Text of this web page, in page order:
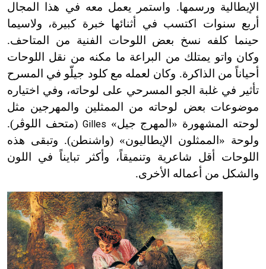
الإيطالية ورسمها. واستمر يعمل معه في هذا المجال
أربع سنوات اكتسب في أثنائها خبرة كبيرة، ولاسيما
حينما كلفه نسخ بعض اللوحات الفنية من المتاحف.
وكان واتو يمتلك من البراعة ما مكنه من نقل اللوحات
أحياناً من الذاكرة. وكان لعمله مع كلود جيلّو في المسرح
تأثير في غلبة الجو المسرحي على لوحاته، وفي اختياره
موضوعات بعض لوحاته من الممثلين والمهرجين مثل
لوحته المشهورة «المهرج جيل» Gilles (متحف اللوڤر).
ولوحة «الممثلون الإيطاليون» (واشنطن). وتبقى هذه
اللوحات أقل شاعرية وتنميقاً، وأكثر تبايناً في اللون
والشكل من أعماله الأخرى.